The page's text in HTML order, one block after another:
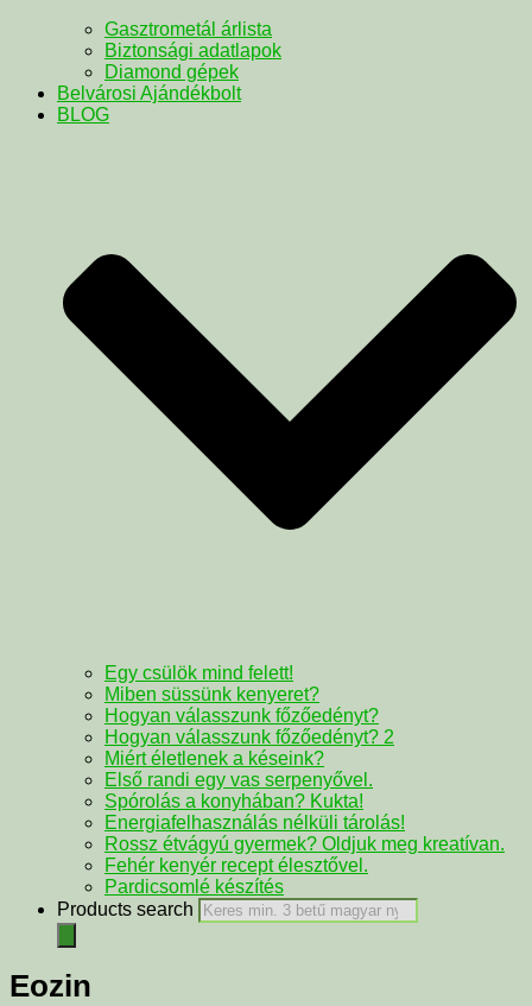
Gasztrometál árlista
Biztonsági adatlapok
Diamond gépek
Belvárosi Ajándékbolt
BLOG
Egy csülök mind felett!
Miben süssünk kenyeret?
Hogyan válasszunk főzőedényt?
Hogyan válasszunk főzőedényt? 2
Miért életlenek a késeink?
Első randi egy vas serpenyővel.
Spórolás a konyhában? Kukta!
Energiafelhasználás nélküli tárolás!
Rossz étvágyú gyermek? Oldjuk meg kreatívan.
Fehér kenyér recept élesztővel.
Pardicsomlé készítés
Products search
Eozin